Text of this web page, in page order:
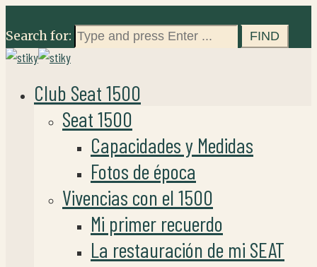
Search for:
Club Seat 1500
Seat 1500
Capacidades y Medidas
Fotos de época
Vivencias con el 1500
Mi primer recuerdo
La restauración de mi SEAT